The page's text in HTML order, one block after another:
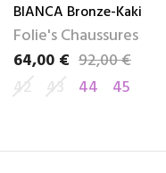
BIANCA Bronze-Kaki
Folie's Chaussures
Prix
64,00 €
Prix de base92,00 €
42 43 44 45